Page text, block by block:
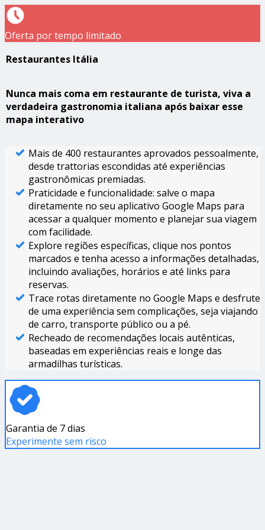
Oferta por tempo limitado
Restaurantes Itália
Nunca mais coma em restaurante de turista, viva a
verdadeira gastronomia italiana após baixar esse
mapa interativo
Mais de 400 restaurantes aprovados pessoalmente,
desde trattorias escondidas até experiências
gastronômicas premiadas.
Praticidade e funcionalidade: salve o mapa
diretamente no seu aplicativo Google Maps para
acessar a qualquer momento e planejar sua viagem
com facilidade.
Explore regiões específicas, clique nos pontos
marcados e tenha acesso a informações detalhadas,
incluindo avaliações, horários e até links para
reservas.
Trace rotas diretamente no Google Maps e desfrute
de uma experiência sem complicações, seja viajando
de carro, transporte público ou a pé.
Recheado de recomendações locais autênticas,
baseadas em experiências reais e longe das
armadilhas turísticas.
Garantia de 7 dias
Experimente sem risco